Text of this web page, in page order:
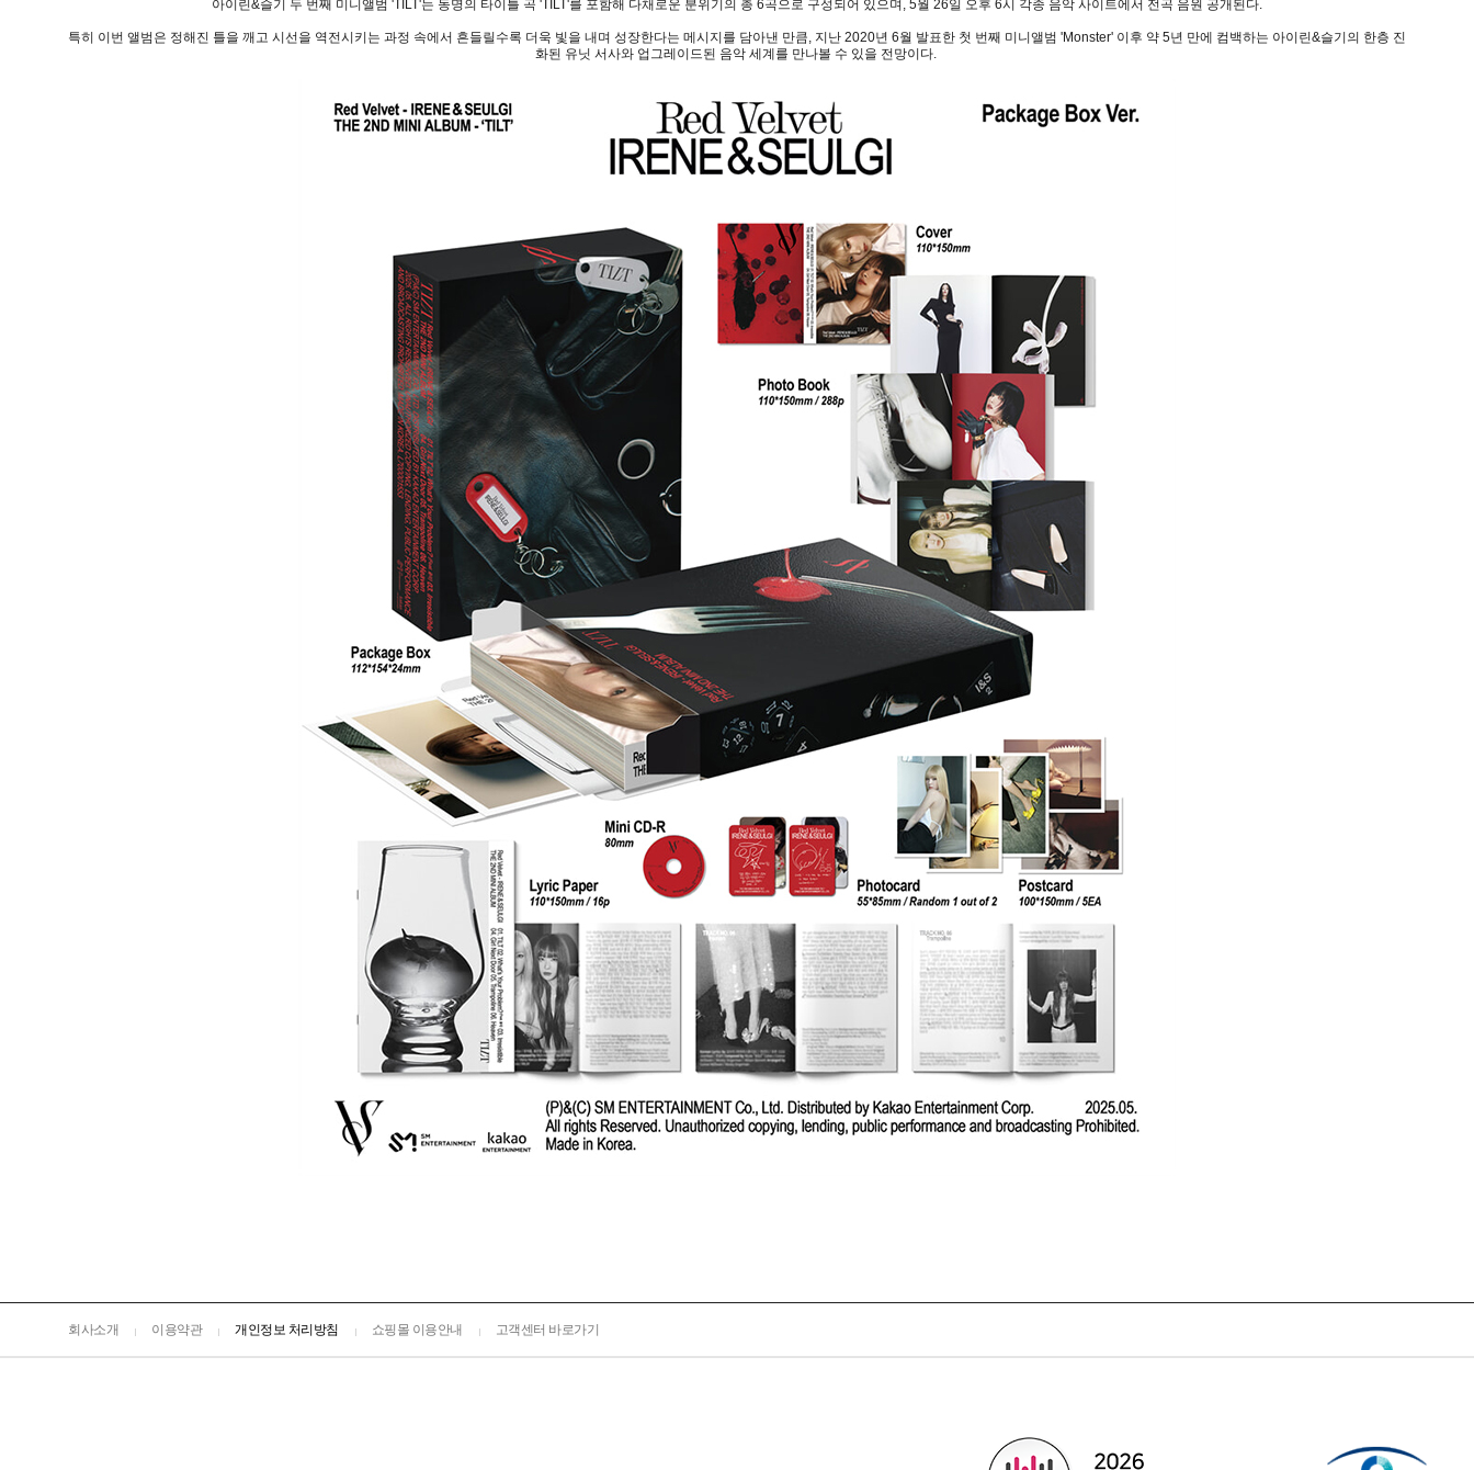
아이린&슬기 두 번째 미니앨범 'TILT'는 동명의 타이틀 곡 'TILT'를 포함해 다채로운 분위기의 총 6곡으로 구성되어 있으며, 5월 26일 오후 6시 각종 음악 사이트에서 전곡 음원 공개된다.
특히 이번 앨범은 정해진 틀을 깨고 시선을 역전시키는 과정 속에서 흔들릴수록 더욱 빛을 내며 성장한다는 메시지를 담아낸 만큼, 지난 2020년 6월 발표한 첫 번째 미니앨범 'Monster' 이후 약 5년 만에 컴백하는 아이린&슬기의 한층 진
화된 유닛 서사와 업그레이드된 음악 세계를 만나볼 수 있을 전망이다.
회사소개 이용약관 개인정보 처리방침 쇼핑몰 이용안내 고객센터 바로가기